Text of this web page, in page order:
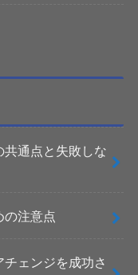
通点と失敗しな
の注意点
ェンジを成功さ